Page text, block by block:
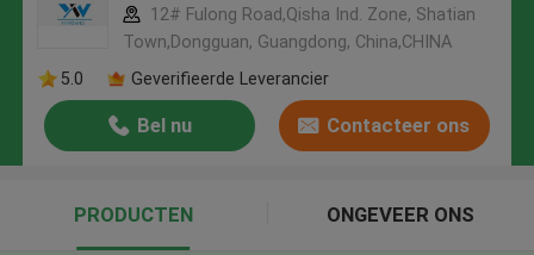
12# Fulong Road,Qisha Ind. Zone, Shatian
Town,Dongguan, Guangdong, China,CHINA
5.0
Geverifieerde Leverancier
Bel nu Contacteer ons
PRODUCTEN ONGEVEER ONS